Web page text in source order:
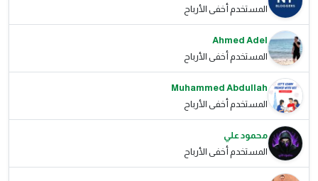
المستخدم أخفى الأرباح
Ahmed Adel
المستخدم أخفى الأرباح
Muhammed Abdullah
المستخدم أخفى الأرباح
محمود علي
المستخدم أخفى الأرباح